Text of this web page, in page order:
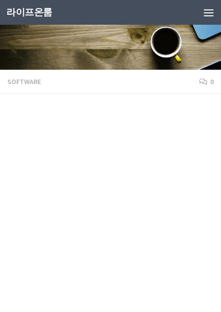
라이프온룸
SOFTWARE 0